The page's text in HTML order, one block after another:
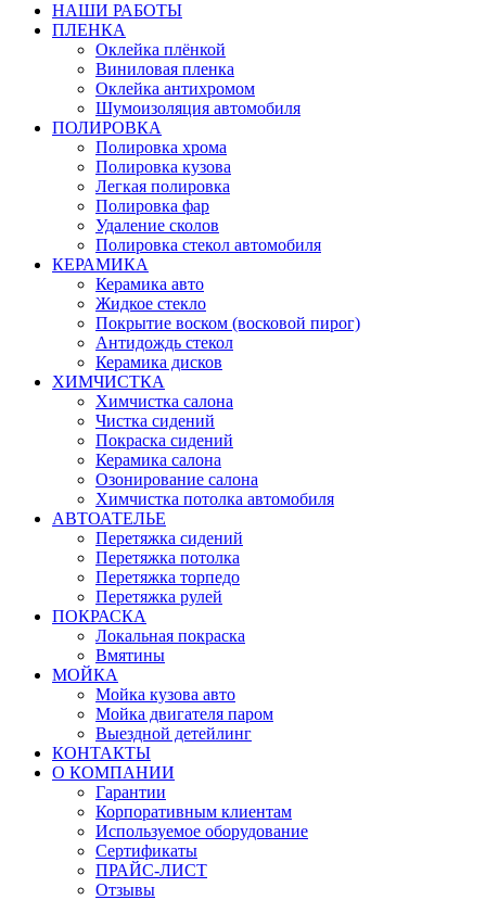
НАШИ РАБОТЫ
ПЛЕНКА
Оклейка плёнкой
Виниловая пленка
Оклейка антихромом
Шумоизоляция автомобиля
ПОЛИРОВКА
Полировка хрома
Полировка кузова
Легкая полировка
Полировка фар
Удаление сколов
Полировка стекол автомобиля
КЕРАМИКА
Керамика авто
Жидкое стекло
Покрытие воском (восковой пирог)
Антидождь стекол
Керамика дисков
ХИМЧИСТКА
Химчистка салона
Чистка сидений
Покраска сидений
Керамика салона
Озонирование салона
Химчистка потолка автомобиля
АВТОАТЕЛЬЕ
Перетяжка сидений
Перетяжка потолка
Перетяжка торпедо
Перетяжка рулей
ПОКРАСКА
Локальная покраска
Вмятины
МОЙКА
Мойка кузова авто
Мойка двигателя паром
Выездной детейлинг
КОНТАКТЫ
О КОМПАНИИ
Гарантии
Корпоративным клиентам
Используемое оборудование
Сертификаты
ПРАЙС-ЛИСТ
Отзывы